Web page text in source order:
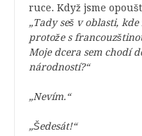
ruce. Když jsme
„Tady seš v oblasti,
protože s
Moje dcera sem chodí
národností?“
„Nevím.“
„Šedesát!“